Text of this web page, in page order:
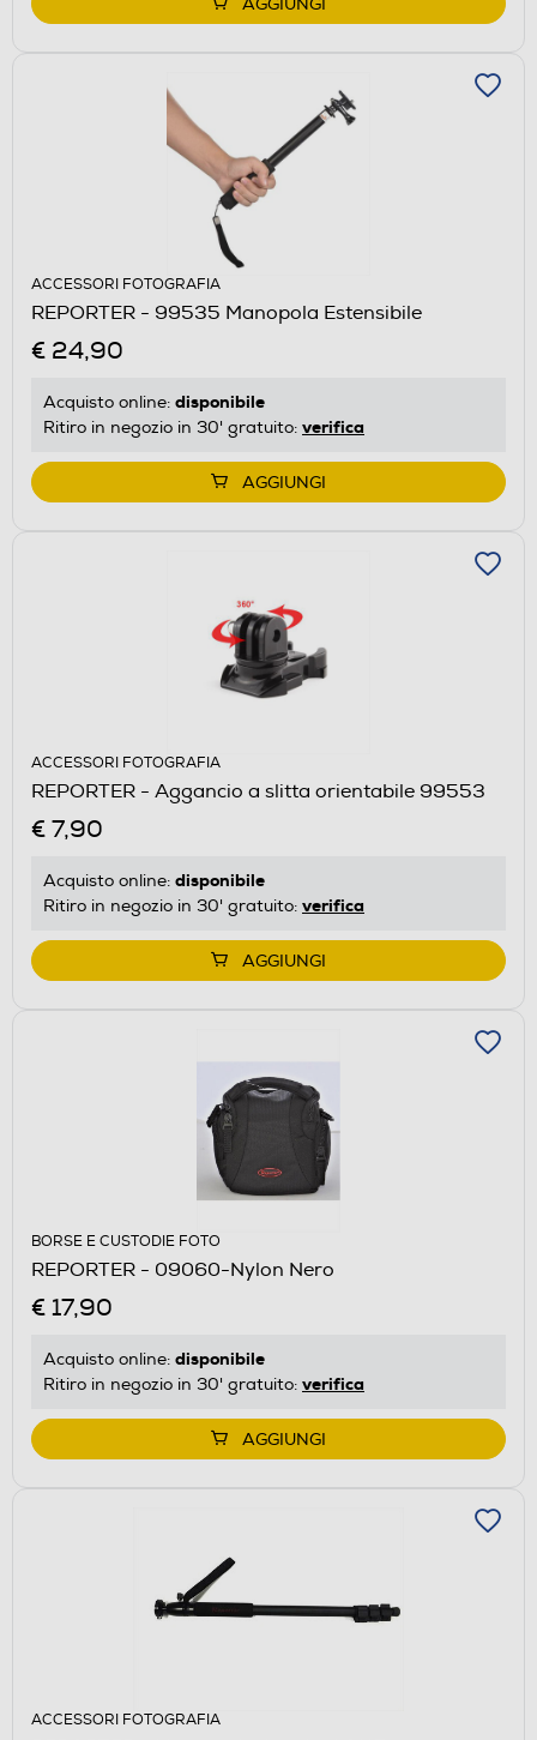
ACCESSORI FOTOGRAFIA
REPORTER - 99535 Manopola Estensibile
€ 24,90
Acquisto online: disponibile
Ritiro in negozio in 30' gratuito: verifica
AGGIUNGI
ACCESSORI FOTOGRAFIA
REPORTER - Aggancio a slitta orientabile 99553
€ 7,90
Acquisto online: disponibile
Ritiro in negozio in 30' gratuito: verifica
AGGIUNGI
BORSE E CUSTODIE FOTO
REPORTER - 09060-Nylon Nero
€ 17,90
Acquisto online: disponibile
Ritiro in negozio in 30' gratuito: verifica
AGGIUNGI
ACCESSORI FOTOGRAFIA